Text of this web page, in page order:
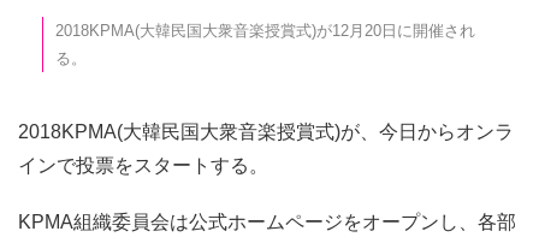
2018KPMA(大韓民国大衆音楽授賞式)が12月20日に開催され
る。
2018KPMA(大韓民国大衆音楽授賞式)が、今日からオンラ
インで投票をスタートする。
KPMA組織委員会は公式ホームページをオープンし、各部